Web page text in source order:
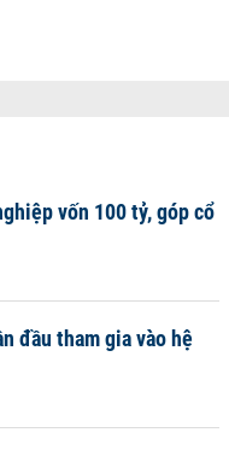
vốn 100 tỷ, góp cổ
đầu tham gia vào hệ